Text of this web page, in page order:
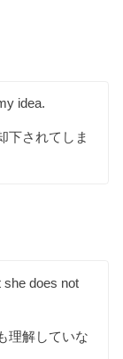
idea.
下されてしま
she does not
理解していな